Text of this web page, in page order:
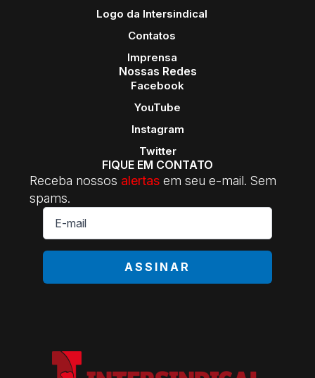
Logo da Intersindical
Contatos
Imprensa
Nossas Redes
Facebook
YouTube
Instagram
Twitter
FIQUE EM CONTATO
Receba nossos alertas em seu e-mail. Sem
spams.
E-
mail
ASSINAR